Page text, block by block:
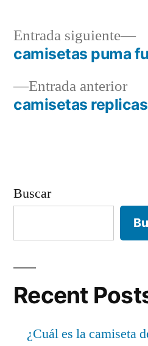
Navegación
deEntrada anterior
camisetas
Entrada siguiente
camisetas puma
Buscar
Recent
¿Cuál es la camiseta